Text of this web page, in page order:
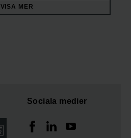
VISA MER
Sociala medier